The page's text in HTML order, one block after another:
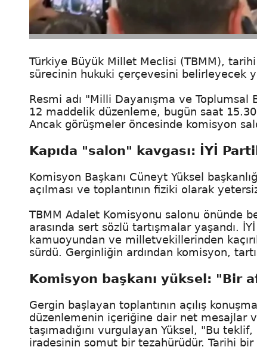
Türkiye Büyük Millet Meclisi (TBMM),
sürecinin hukuki çerçevesini belirleyecek
Resmi adı "Milli Dayanışma ve
12 maddelik düzenleme, bugün saat
Ancak görüşmeler öncesinde komisyon
Kapıda "salon" kavgası: İYİ
Komisyon Başkanı Cüneyt Yüksel
açılması ve toplantının fiziki olarak
TBMM Adalet Komisyonu salonu önünde
arasında sert sözlü tartışmalar yaşandı.
kamuoyundan ve milletvekillerinden
sürdü. Gerginliğin ardından komisyon,
Komisyon başkanı yüksel: "Bir
Gergin başlayan toplantının açılış
düzenlemenin içeriğine dair net mesajlar
taşımadığını vurgulayan Yüksel, "Bu
iradesinin somut bir tezahürüdür. Tarihi